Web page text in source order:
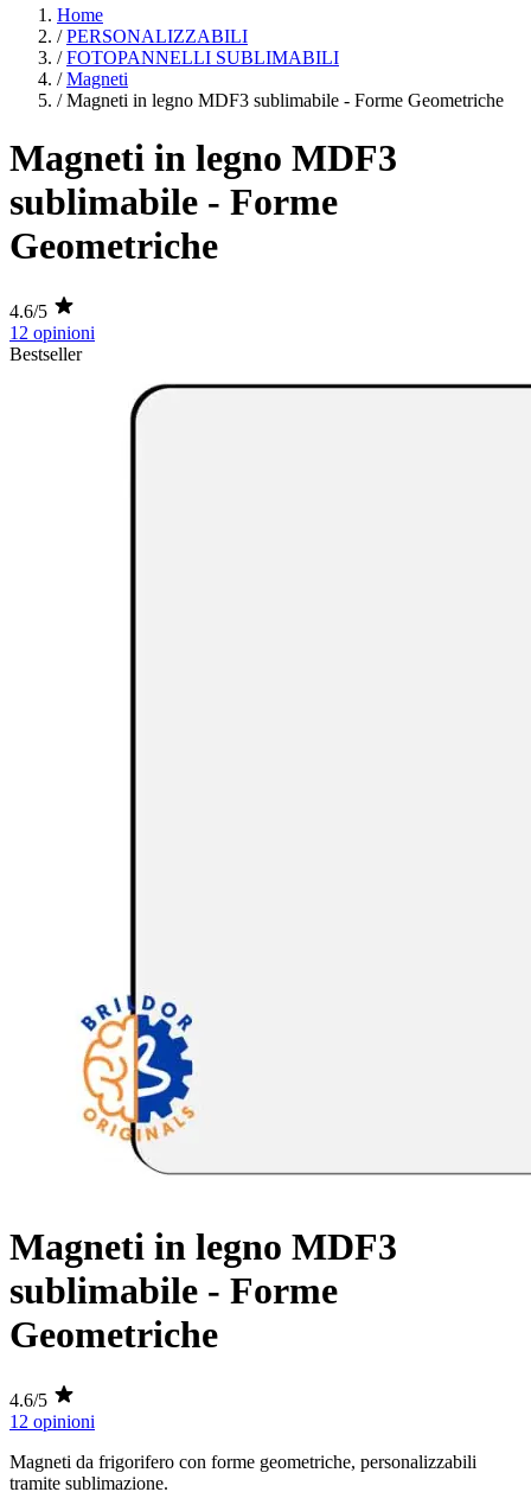
Home
/ PERSONALIZZABILI
/ FOTOPANNELLI SUBLIMABILI
/ Magneti
/ Magneti in legno MDF3 sublimabile - Forme Geometriche
Magneti in legno MDF3
sublimabile - Forme
Geometriche
4.6/5
12 opinioni
Bestseller
Magneti in legno MDF3
sublimabile - Forme
Geometriche
4.6/5
12 opinioni
Magneti da frigorifero con forme geometriche, personalizzabili
tramite sublimazione.